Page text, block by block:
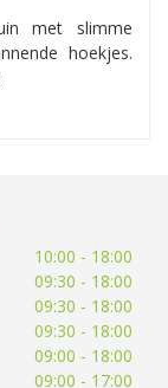
met slimme
hoekjes.
10:00 - 18:00
09:30 - 18:00
09:30 - 18:00
09:30 - 18:00
09:00 - 18:00
09:00 - 17:00